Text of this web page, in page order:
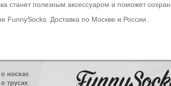
станет полезным аксессуаром и поможет
FunnySocks. Доставка по Москве и России.
о носках
трусах